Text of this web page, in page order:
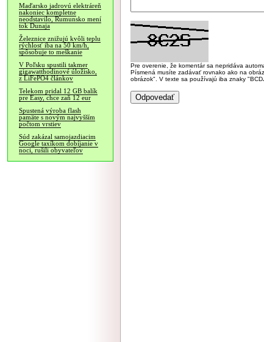
Maďarsko jadrovú elektráreň
nakoniec kompletne
neodstavilo, Rumunsko mení
tok Dunaja
Železnice znižujú kvôli teplu
rýchlosť iba na 50 km/h,
spôsobuje to meškanie
V Poľsku spustili takmer
gigawatthodinové úložisko,
z LiFePO4 článkov
Telekom pridal 12 GB balík
pre Easy, chce zaň 12 eur
Spustená výroba flash
pamäte s novým najvyšším
počtom vrstiev
Súd zakázal samojazdiacim
Google taxíkom dobíjanie v
noci, rušili obyvateľov
Pre overenie, že komentár sa nepridáva
Písmená musíte zadávať rovnako ako na
obrázok". V texte sa používajú iba znaky